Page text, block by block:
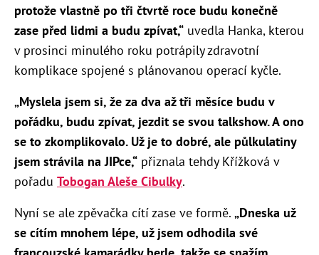
protože vlastně po tři čtvrtě roce budu konečně
zase před lidmi a budu zpívat,“ uvedla Hanka, kterou
v prosinci minulého roku potrápily zdravotní
komplikace spojené s plánovanou operací kyčle.
„Myslela jsem si, že za dva až tři měsíce budu v
pořádku, budu zpívat, jezdit se svou talkshow. A ono
se to zkomplikovalo. Už je to dobré, ale půlkulatiny
jsem strávila na JIPce,“ přiznala tehdy Křížková v
pořadu Tobogan Aleše Cibulky.
Nyní se ale zpěvačka cítí zase ve formě. „Dneska už
se cítím mnohem lépe, už jsem odhodila své